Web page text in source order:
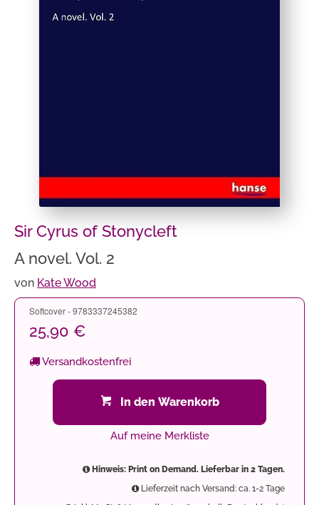
Sir Cyrus of Stonycleft
A novel. Vol. 2
von Kate Wood
Softcover - 9783337245382
25,90 €
Versandkostenfrei
In den Warenkorb
Auf meine Merkliste
Hinweis: Print on Demand. Lieferbar in 2 Tagen.
Lieferzeit nach Versand: ca. 1-2 Tage